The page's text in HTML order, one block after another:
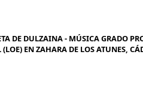
DE DULZAINA - MÚSICA GRADO
(LOE) EN ZAHARA DE LOS ATUNES,